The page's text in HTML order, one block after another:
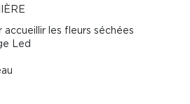
les fleurs séchées
Led